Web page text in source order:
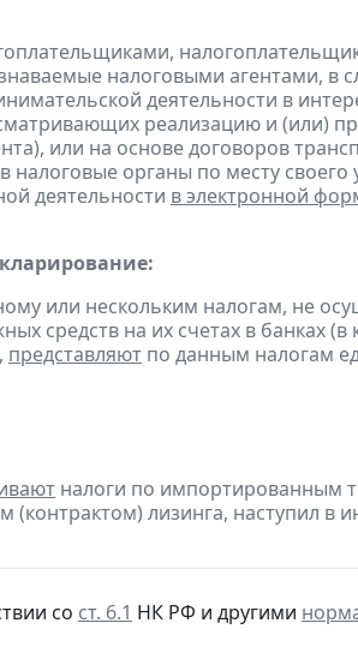
налоговыми агентами, в
деятельности в
реализацию и (или)
или на основе договоров
в налоговые органы по месту
деятельности в электронной
или нескольким налогам, не
средств на их счетах в банках
представляют по данным налогам
налоги по импортированным
(контрактом) лизинга, наступил в
со ст. 6.1 НК РФ и другими